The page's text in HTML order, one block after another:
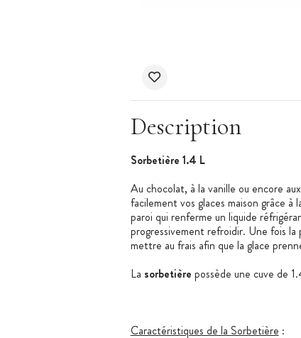
Description
Sorbetière 1.4 L
Au chocolat, à la vanille ou encore
facilement vos glaces maison grâce à
paroi qui renferme un liquide
progressivement refroidir. Une fois la
mettre au frais afin que la glace
La sorbetière possède une cuve de
Caractéristiques de la Sorbetière :